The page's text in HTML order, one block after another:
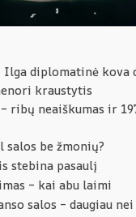
Ilga diplomatinė kova
kraustytis
ribų neaiškumas ir
salos be žmonių?
stebina pasaulį
– kai abu laimi
salos – daugiau